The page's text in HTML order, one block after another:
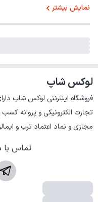
نمایش بیشتر
لوکس شاپ
مجازی و نماد اعتماد ترب و
تماس با